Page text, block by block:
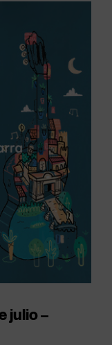
julio –